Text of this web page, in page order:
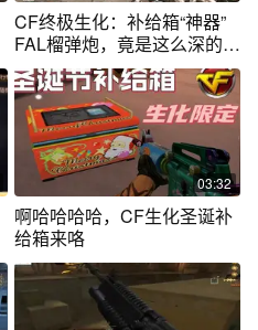
CF终极生化：补给箱“神器”
FAL榴弹炮，竟是这么深的
坑？我去！
03:32
啊哈哈哈哈，CF生化圣诞补
给箱来咯